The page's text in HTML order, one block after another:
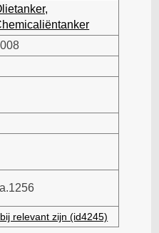
relevant zijn (id4245)